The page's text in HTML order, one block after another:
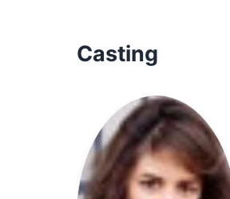
Casting